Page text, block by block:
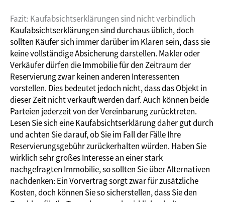
Fazit: Kaufabsichtserklärungen sind nicht verbindlich
Kaufabsichtserklärungen sind durchaus üblich, doch
sollten Käufer sich immer darüber im Klaren sein, dass sie
keine vollständige Absicherung darstellen. Makler oder
Verkäufer dürfen die Immobilie für den Zeitraum der
Reservierung zwar keinen anderen Interessenten
vorstellen. Dies bedeutet jedoch nicht, dass das Objekt in
dieser Zeit nicht verkauft werden darf. Auch können beide
Parteien jederzeit von der Vereinbarung zurücktreten.
Lesen Sie sich eine Kaufabsichtserklärung daher gut durch
und achten Sie darauf, ob Sie im Fall der Fälle Ihre
Reservierungsgebühr zurückerhalten würden. Haben Sie
wirklich sehr großes Interesse an einer stark
nachgefragten Immobilie, so sollten Sie über Alternativen
nachdenken: Ein Vorvertrag sorgt zwar für zusätzliche
Kosten, doch können Sie so sicherstellen, dass Sie den